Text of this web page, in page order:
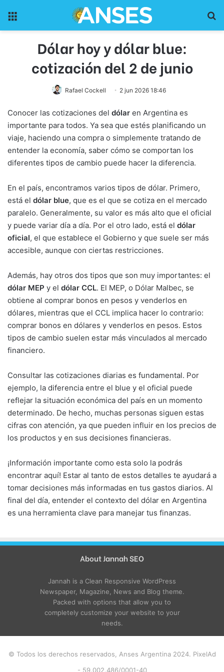
Dólar hoy y dólar blue:
cotización del 2 de junio
Rafael Cockell 2 jun 2026 18:46
Conocer las cotizaciones del dólar en Argentina es
importante para todos. Ya sea que estés planificando un
viaje, haciendo una compra o simplemente tratando de
entender la economía, saber cómo se comportan los
diferentes tipos de cambio puede hacer la diferencia.
En el país, encontramos varios tipos de dólar. Primero,
está el dólar blue, que es el que se cotiza en el mercado
paralelo. Generalmente, su valor es más alto que el oficial
y puede variar día a día. Por el otro lado, está el dólar
oficial, el que establece el Gobierno y que suele ser más
accesible, aunque con ciertas restricciones.
Además, hay otros dos tipos que son muy importantes: el
dólar MEP y el dólar CCL. El MEP, o Dólar Malbec, se
obtiene al comprar bonos en pesos y venderlos en
dólares, mientras que el CCL implica hacer lo contrario:
comprar bonos en dólares y venderlos en pesos. Estos
tipos de cambio suelen estar más vinculados al mercado
financiero.
Consultar las cotizaciones diarias es fundamental. Por
ejemplo, la diferencia entre el blue y el oficial puede
reflejar la situación económica del país en un momento
determinado. De hecho, muchas personas siguen estas
cifras con atención, ya que pueden influir en los precios de
los productos y en sus decisiones financieras.
¡Información importante como esta solo la podrás
encontrar aquí! Estar al tanto de estos detalles te ayudará a
tomar decisiones más informadas en tus gastos diarios. Al
final del día, entender el contexto del dólar en Argentina
es una herramienta clave para manejar tus finanzas.
About Jannah SEO
Jannah is a Clean Responsive WordPress
Newspaper, Magazine, News and Blog theme.
Packed with options that allow you to
completely customize your website to your
needs.
© Todos los derechos reservados, Anses Argentina 2024. PixelAd
- 59.002.486/0001-40